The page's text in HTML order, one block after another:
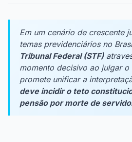
Em um cenário de crescente
temas previdenciários no
Tribunal Federal (STF)
momento decisivo ao julgar o
promete unificar a
deve incidir o teto
pensão por morte de